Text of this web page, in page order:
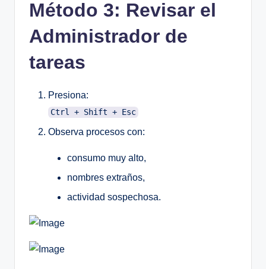
Método 3: Revisar el
Administrador de
tareas
Presiona:
Ctrl + Shift + Esc
Observa procesos con:
consumo muy alto,
nombres extraños,
actividad sospechosa.